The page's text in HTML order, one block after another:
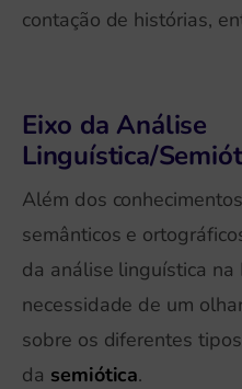
contação de histórias,
Eixo da Análise
Linguística/
Além dos
semânticos e
da análise linguística na
necessidade de um
sobre os diferentes
da semiótica.